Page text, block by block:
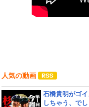
人気の動画
石橋貴明がゴ
しちゃう、で